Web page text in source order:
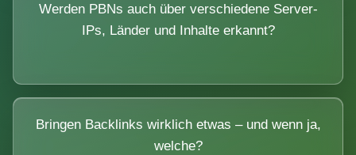
Werden PBNs auch über verschiedene Server-
IPs, Länder und Inhalte erkannt?
Bringen Backlinks wirklich etwas – und wenn ja,
welche?